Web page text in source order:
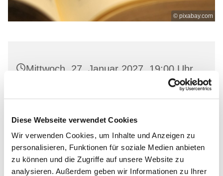
Diese Webseite verwendet Cookies
Wir verwenden Cookies, um Inhalte und Anzeigen zu
personalisieren, Funktionen für soziale Medien anbieten
zu können und die Zugriffe auf unsere Website zu
analysieren. Außerdem geben wir Informationen zu Ihrer
© pixabay.com
Mittwoch, 27. Januar 2027, 19:00 Uhr